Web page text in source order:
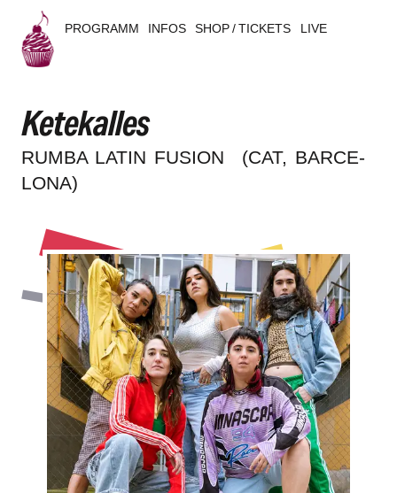
u
s
k
s
PROGRAMM INFOS SHOP / TICKETS LIVE
Ketekalles
RUMBA LATIN FUSION
(CAT, BARCE­
LO­NA)